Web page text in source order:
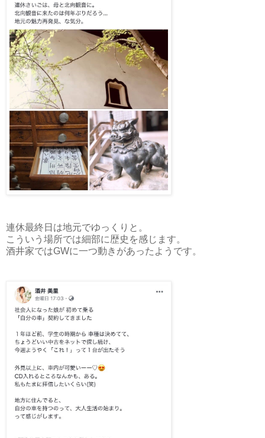
連休最終日は地元でゆっくりと。
こういう場所では細部に歴史を感じます。
酒井家ではGWに一つ動きがあったようです。